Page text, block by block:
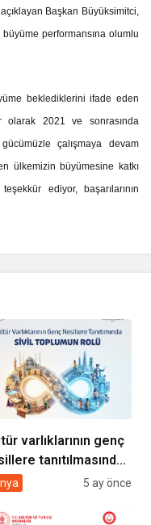
Başkan Büyüksimitci,
performansına olumlu
beklediklerini ifade eden
olarak 2021 ve sonrasında
çalışmaya devam
ülkemizin büyümesine katkı
ediyor, başarılarının
varlıklarının genç
tanıtılmasında
toplumun rolü5 ay önce